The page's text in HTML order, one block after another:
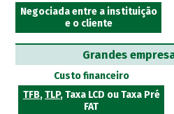
Negociada entre a instituição
e o cliente
Grandes
Custo financeiro
TFB,TLP, Taxa LCD ou Taxa Pré
FAT